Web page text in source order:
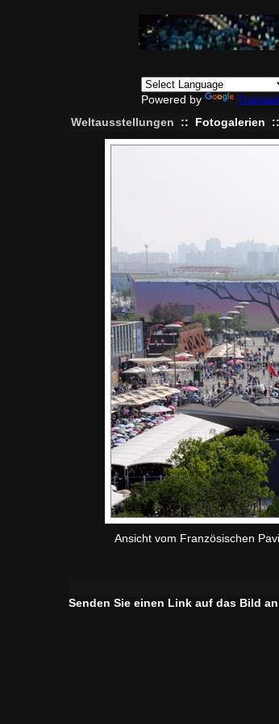
Powered by
Weltausstellungen :: Fotogalerien ::
Ansicht vom Französischen
Senden Sie einen Link auf das Bild